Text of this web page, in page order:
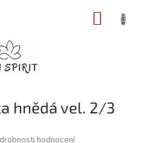
hnědá vel. 2/3
hodnocení